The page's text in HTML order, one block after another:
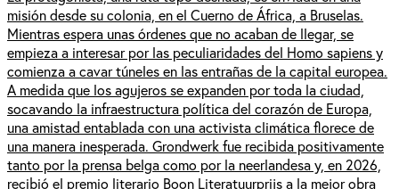
misión desde su colonia, en el Cuerno de África, a Bruselas.
Mientras espera unas órdenes que no acaban de llegar, se
empieza a interesar por las peculiaridades del Homo sapiens y
comienza a cavar túneles en las entrañas de la capital europea.
A medida que los agujeros se expanden por toda la ciudad,
socavando la infraestructura política del corazón de Europa,
una amistad entablada con una activista climática florece de
una manera inesperada. Grondwerk fue recibida positivamente
tanto por la prensa belga como por la neerlandesa y, en 2026,
recibió el premio literario Boon Literatuurprijs a la mejor obra